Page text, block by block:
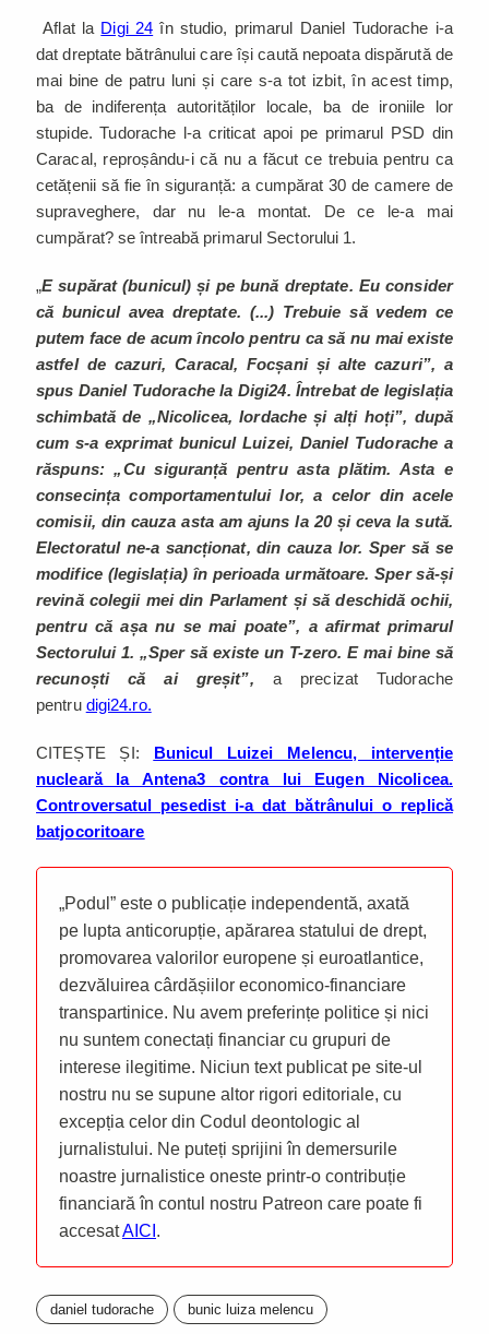
Aflat la Digi 24 în studio, primarul Daniel Tudorache i-a
dat dreptate bătrânului care își caută nepoata dispărută de
mai bine de patru luni și care s-a tot izbit, în acest timp,
ba de indiferența autorităților locale, ba de ironiile lor
stupide. Tudorache l-a criticat apoi pe primarul PSD din
Caracal, reproșându-i că nu a făcut ce trebuia pentru ca
cetățenii să fie în siguranță: a cumpărat 30 de camere de
supraveghere, dar nu le-a montat. De ce le-a mai
cumpărat? se întreabă primarul Sectorului 1.
„E supărat (bunicul) și pe bună dreptate. Eu consider
că bunicul avea dreptate. (...) Trebuie să vedem ce
putem face de acum încolo pentru ca să nu mai existe
astfel de cazuri, Caracal, Focșani și alte cazuri”, a
spus Daniel Tudorache la Digi24. Întrebat de legislația
schimbată de „Nicolicea, Iordache și alți hoți”, după
cum s-a exprimat bunicul Luizei, Daniel Tudorache a
răspuns: „Cu siguranță pentru asta plătim. Asta e
consecința comportamentului lor, a celor din acele
comisii, din cauza asta am ajuns la 20 și ceva la sută.
Electoratul ne-a sancționat, din cauza lor. Sper să se
modifice (legislația) în perioada următoare. Sper să-și
revină colegii mei din Parlament și să deschidă ochii,
pentru că așa nu se mai poate”, a afirmat primarul
Sectorului 1. „Sper să existe un T-zero. E mai bine să
recunoști că ai greșit”, a precizat Tudorache
pentru digi24.ro.
CITEȘTE ȘI: Bunicul Luizei Melencu, intervenție
nucleară la Antena3 contra lui Eugen Nicolicea.
Controversatul pesedist i-a dat bătrânului o replică
batjocoritoare
„Podul” este o publicație independentă, axată
pe lupta anticorupție, apărarea statului de drept,
promovarea valorilor europene și euroatlantice,
dezvăluirea cârdășiilor economico-financiare
transpartinice. Nu avem preferințe politice și nici
nu suntem conectați financiar cu grupuri de
interese ilegitime. Niciun text publicat pe site-ul
nostru nu se supune altor rigori editoriale, cu
excepția celor din Codul deontologic al
jurnalistului. Ne puteți sprijini în demersurile
noastre jurnalistice oneste printr-o contribuție
financiară în contul nostru Patreon care poate fi
accesatAICI .
daniel tudorache bunic luiza melencu